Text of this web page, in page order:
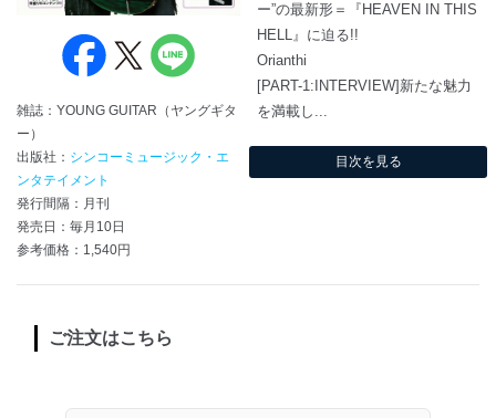
雑誌：YOUNG GUITAR（ヤングギタ
ー）
出版社： シンコーミュージック・エ
ンタテイメント
発行間隔：月刊
発売日：毎月10日
参考価格：1,540円
ー”の最新形＝『HEAVEN IN THIS
HELL』に迫る!!
Orianthi
[PART-1:INTERVIEW]新たな魅力
を満載し...
目次を見る
ご注文はこちら